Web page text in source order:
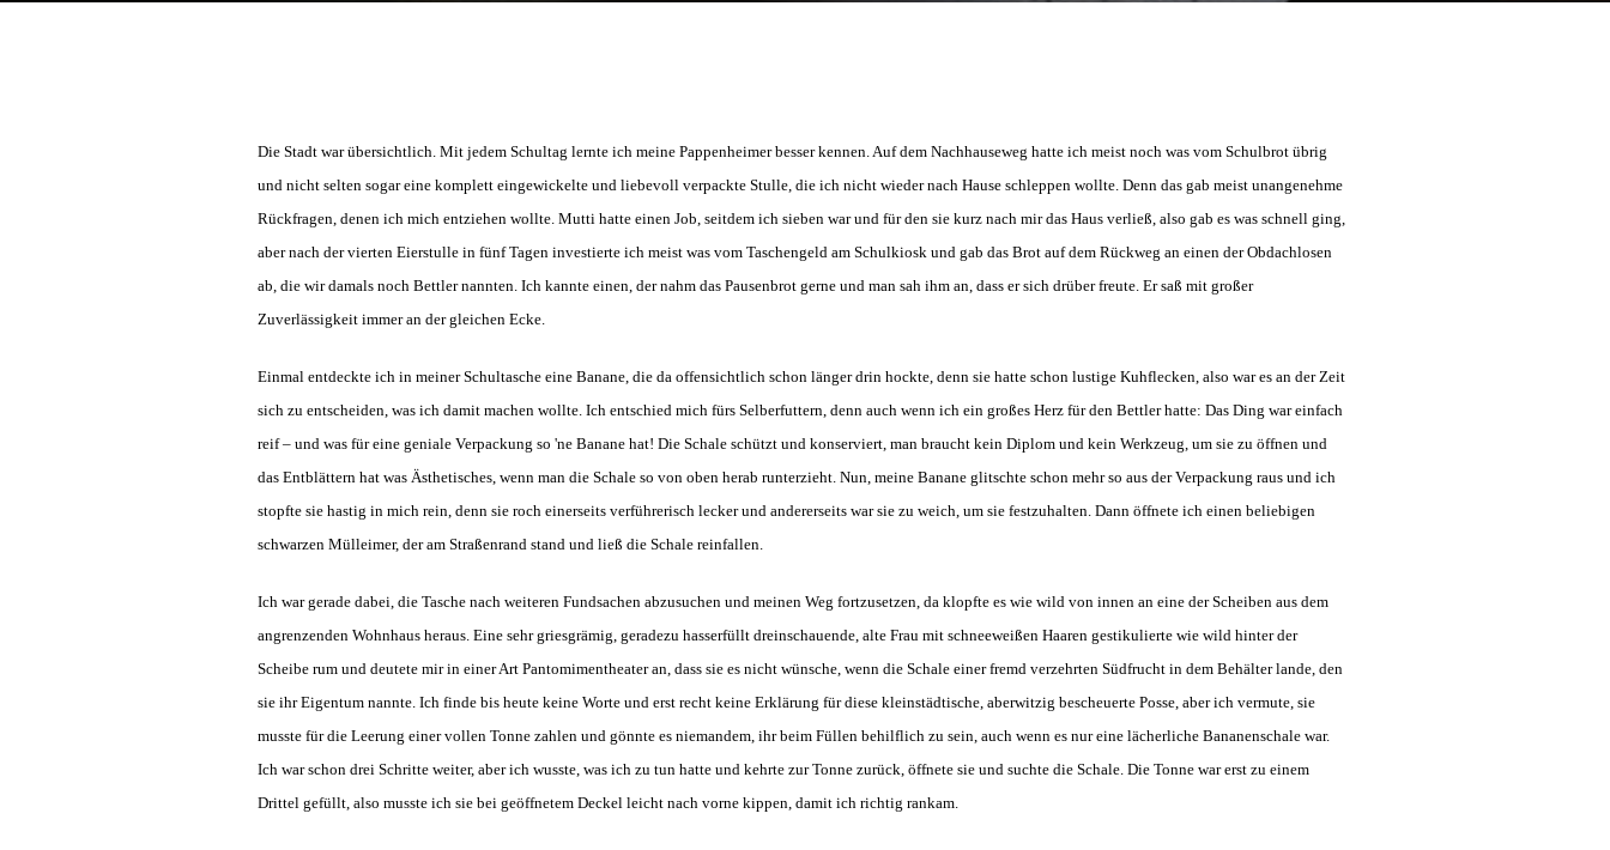
Die Stadt war übersichtlich. Mit jedem Schultag lernte ich meine Pappenheimer besser kennen. Auf dem Nachhauseweg hatte ich meist noch was vom Schulbrot übrig
und nicht selten sogar eine komplett eingewickelte und liebevoll verpackte Stulle, die ich nicht wieder nach Hause schleppen wollte. Denn das gab meist unangenehme
Rückfragen, denen ich mich entziehen wollte. Mutti hatte einen Job, seitdem ich sieben war und für den sie kurz nach mir das Haus verließ, also gab es was schnell ging,
aber nach der vierten Eierstulle in fünf Tagen investierte ich meist was vom Taschengeld am Schulkiosk und gab das Brot auf dem Rückweg an einen der Obdachlosen
ab, die wir damals noch Bettler nannten. Ich kannte einen, der nahm das Pausenbrot gerne und man sah ihm an, dass er sich drüber freute. Er saß mit großer
Zuverlässigkeit immer an der gleichen Ecke.
Einmal entdeckte ich in meiner Schultasche eine Banane, die da offensichtlich schon länger drin hockte, denn sie hatte schon lustige Kuhflecken, also war es an der Zeit
sich zu entscheiden, was ich damit machen wollte. Ich entschied mich fürs Selberfuttern, denn auch wenn ich ein großes Herz für den Bettler hatte: Das Ding war einfach
reif – und was für eine geniale Verpackung so 'ne Banane hat! Die Schale schützt und konserviert, man braucht kein Diplom und kein Werkzeug, um sie zu öffnen und
das Entblättern hat was Ästhetisches, wenn man die Schale so von oben herab runterzieht. Nun, meine Banane glitschte schon mehr so aus der Verpackung raus und ich
stopfte sie hastig in mich rein, denn sie roch einerseits verführerisch lecker und andererseits war sie zu weich, um sie festzuhalten. Dann öffnete ich einen beliebigen
schwarzen Mülleimer, der am Straßenrand stand und ließ die Schale reinfallen.
Ich war gerade dabei, die Tasche nach weiteren Fundsachen abzusuchen und meinen Weg fortzusetzen, da klopfte es wie wild von innen an eine der Scheiben aus dem
angrenzenden Wohnhaus heraus. Eine sehr griesgrämig, geradezu hasserfüllt dreinschauende, alte Frau mit schneeweißen Haaren gestikulierte wie wild hinter der
Scheibe rum und deutete mir in einer Art Pantomimentheater an, dass sie es nicht wünsche, wenn die Schale einer fremd verzehrten Südfrucht in dem Behälter lande, den
sie ihr Eigentum nannte. Ich finde bis heute keine Worte und erst recht keine Erklärung für diese kleinstädtische, aberwitzig bescheuerte Posse, aber ich vermute, sie
musste für die Leerung einer vollen Tonne zahlen und gönnte es niemandem, ihr beim Füllen behilflich zu sein, auch wenn es nur eine lächerliche Bananenschale war.
Ich war schon drei Schritte weiter, aber ich wusste, was ich zu tun hatte und kehrte zur Tonne zurück, öffnete sie und suchte die Schale. Die Tonne war erst zu einem
Drittel gefüllt, also musste ich sie bei geöffnetem Deckel leicht nach vorne kippen, damit ich richtig rankam.